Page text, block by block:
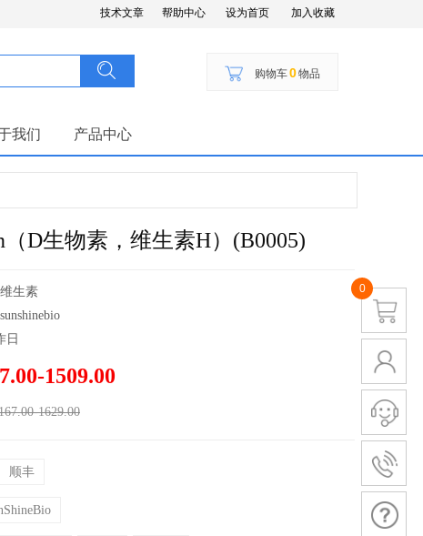
帮助中心 设为首页 加入收藏
技术文章
购物车0物品
按钮文本
搜索
我们 产品中心
D生物素，维生素H）(B0005)
维生素
sunshinebio
日
1509.00
1629.00
顺丰
0